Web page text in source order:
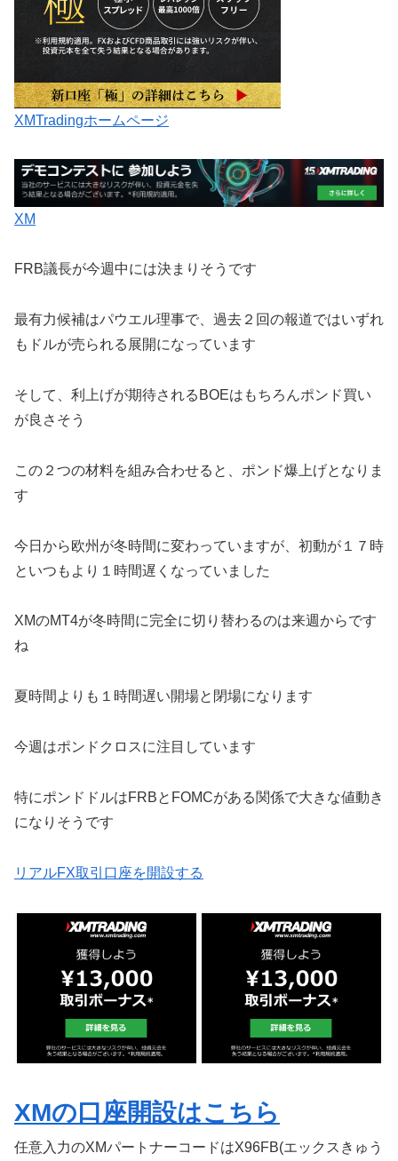
XMTradingホームページ
XM
FRB議長が今週中には決まりそうです
最有力候補はパウエル理事で、過去２回の報道ではいずれ
もドルが売られる展開になっています
そして、利上げが期待されるBOEはもちろんポンド買い
が良さそう
この２つの材料を組み合わせると、ポンド爆上げとなりま
す
今日から欧州が冬時間に変わっていますが、初動が１７時
といつもより１時間遅くなっていました
XMのMT4が冬時間に完全に切り替わるのは来週からです
ね
夏時間よりも１時間遅い開場と閉場になります
今週はポンドクロスに注目しています
特にポンドドルはFRBとFOMCがある関係で大きな値動き
になりそうです
リアルFX取引口座を開設する
XMの口座開設はこちら
任意入力のXMパートナーコードはX96FB(エックスきゅう